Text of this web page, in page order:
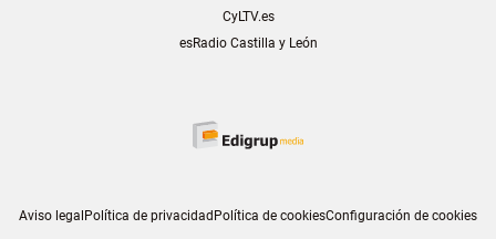
CyLTV.es
esRadio Castilla y León
Aviso legalPolítica de privacidadPolítica de cookiesConfiguración de cookies